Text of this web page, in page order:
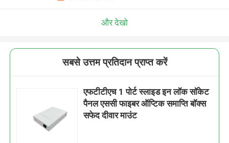
और देखो
सबसे उत्तम प्रतिदान प्राप्त करें
एफटीटीएच 1 पोर्ट स्लाइड इन लॉक सॉकेट
पैनल एससी फाइबर ऑप्टिक समाप्ति बॉक्स
सफेद दीवार माउंट